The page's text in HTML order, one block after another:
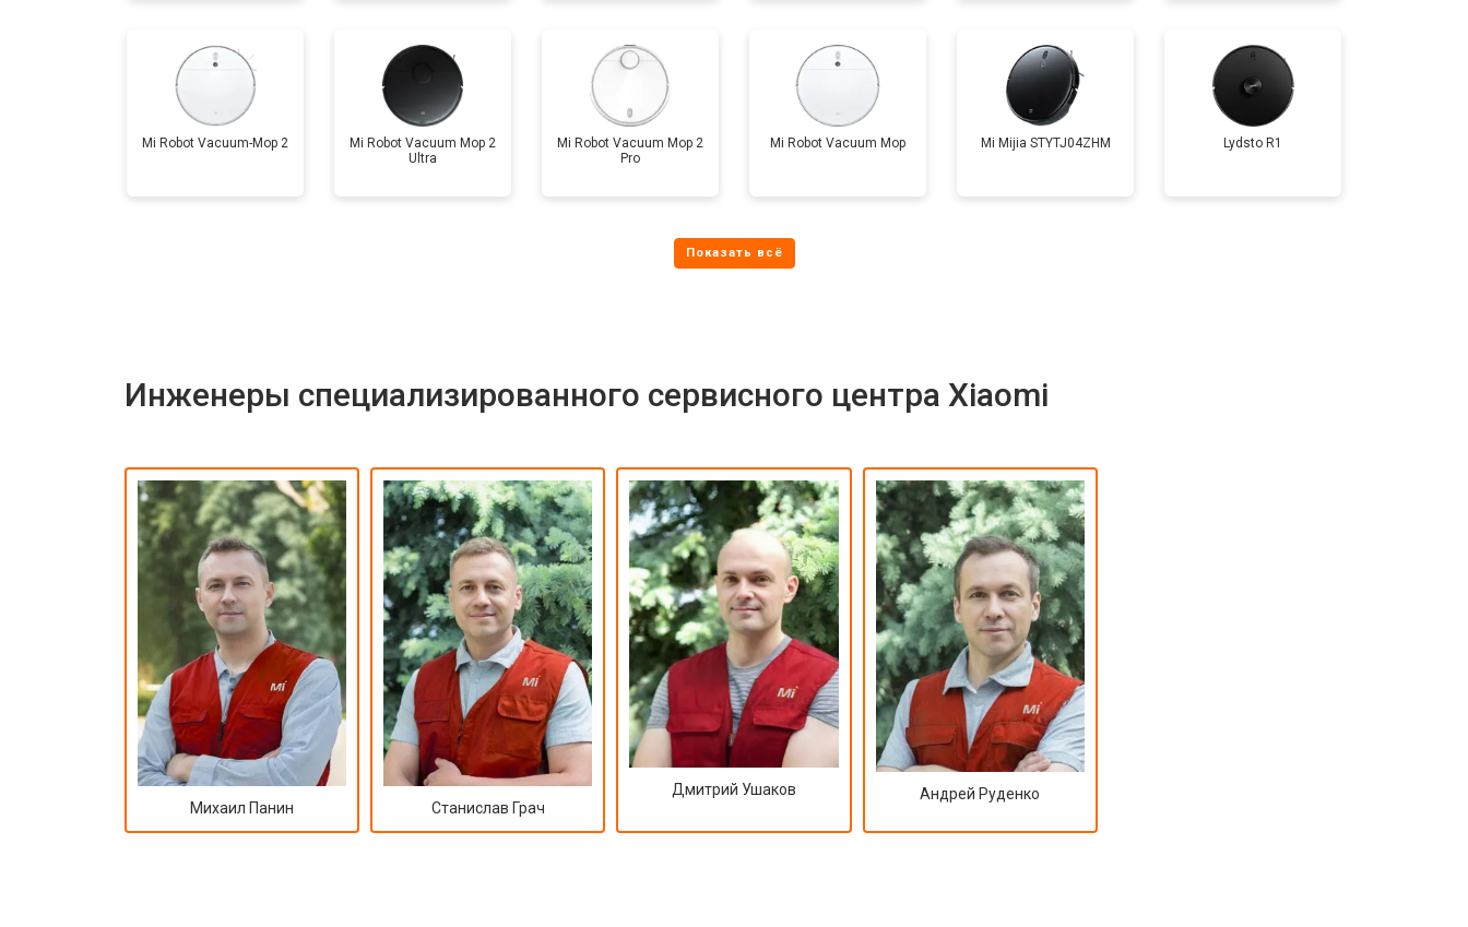
Mi Robot Vacuum-Mop 2
Mi Robot Vacuum Mop 2
Ultra
Mi Robot Vacuum Mop 2
Pro
Mi Robot Vacuum Mop Mi Mijia STYTJ04ZHM Lydsto R1
Инженеры специализированного сервисного центра Xiaomi
Михаил Панин Станислав Грач
Дмитрий Ушаков Андрей Руденко